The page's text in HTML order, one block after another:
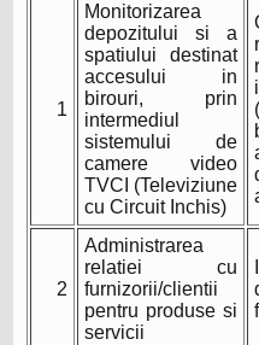
1
Monitorizarea
depozitului si a
spatiului destinat
accesului in
birouri, prin
intermediul
sistemului de
camere video
TVCI (Televiziune
cu Circuit Inchis)
2
Administrarea
relatiei cu
furnizorii/clientii
pentru produse si
servicii